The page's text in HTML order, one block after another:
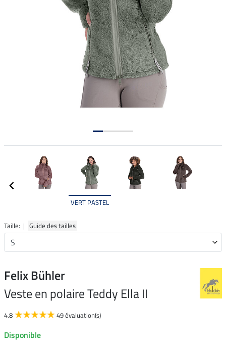
VERT PASTEL
Taille: | Guide des tailles
Felix Bühler
Veste en polaire Teddy Ella II
4.8 49 évaluation(s)
Disponible